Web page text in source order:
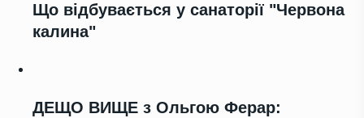
Що відбувається у санаторії "Червона
калина"
ДЕЩО ВИЩЕ з Ольгою Ферар: